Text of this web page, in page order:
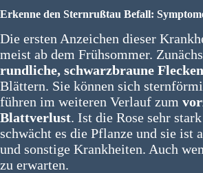
Erkenne den Sternrußtau Befall:
Die ersten Anzeichen dieser
meist ab dem Frühsommer.
rundliche, schwarzbraune Flecken
Blättern. Sie können sich
führen im weiteren Verlauf zum
Blattverlust. Ist die Rose sehr
schwächt es die Pflanze und sie ist
und sonstige Krankheiten. Auch
zu erwarten.